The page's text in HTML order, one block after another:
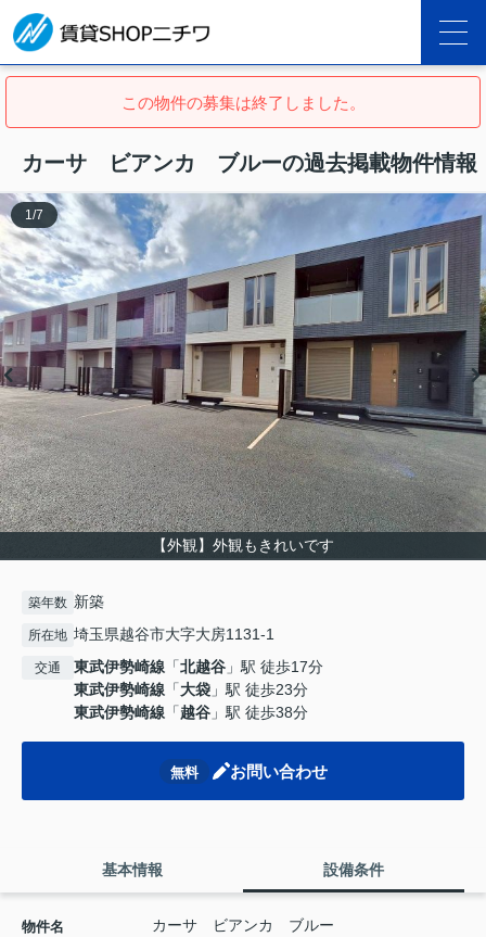
この物件の募集は終了しました。
カーサ ビアンカ ブルーの過去掲載物件情報
【外観】外観もきれいです
1 /7
築年数 新築
所在地 埼玉県越谷市大字大房1131-1
交通 東武伊勢崎線 「北越谷 」駅 徒歩17分
東武伊勢崎線 「大袋 」駅 徒歩23分
東武伊勢崎線 「越谷 」駅 徒歩38分
無料 お問い合わせ
基本情報 設備条件
物件名 カーサ ビアンカ ブルー